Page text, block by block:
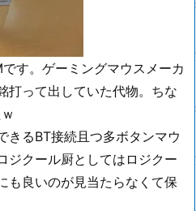
す。ゲーミングマウスメーカ
打って出していた代物。ちな
きるBT接続且つ多ボタンマウ
ジクール厨としてはロジクー
も良いのが見当たらなくて保